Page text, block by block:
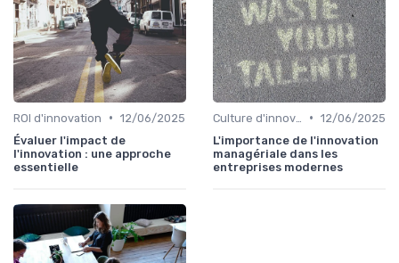
ROI d'innovation • 12/06/2025
Évaluer l'impact de
l'innovation : une approche
essentielle
• 12/06/2025
L'importance de l'innovation
managériale dans les
entreprises modernes